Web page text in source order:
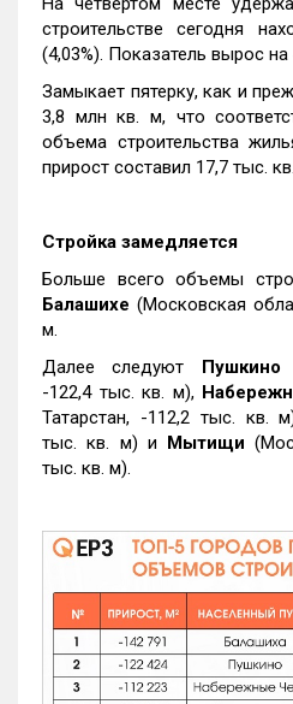
строительстве сегодня
(4,03%). Показатель вырос на
Замыкает пятерку, как и
3,8 млн кв. м, что
объема строительства
прирост составил 17,7 тыс.
Стройка замедляется
Больше всего объемы
Балашихе (Московская
м.
Далее следуют Пушкино
-122,4 тыс. кв. м),
Татарстан, -112,2 тыс. кв.
тыс. кв. м) и Мытищи
тыс. кв. м).